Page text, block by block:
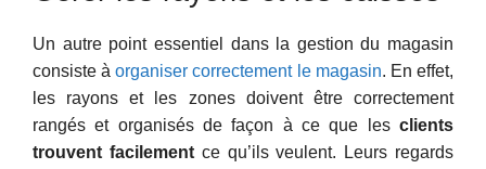
Un autre point essentiel dans la gestion du magasin
consiste àorganiser correctement le magasin. En effet,
les rayons et les zones doivent être correctement
rangés et organisés de façon à ce que les clients
trouvent facilement ce qu’ils veulent. Leurs regards